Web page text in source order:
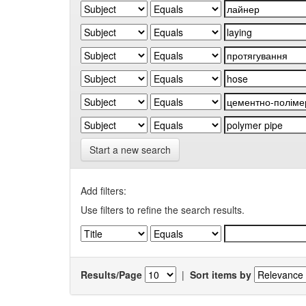
Start a new search
Add filters:
Use filters to refine the search results.
Results/Page | Sort items by